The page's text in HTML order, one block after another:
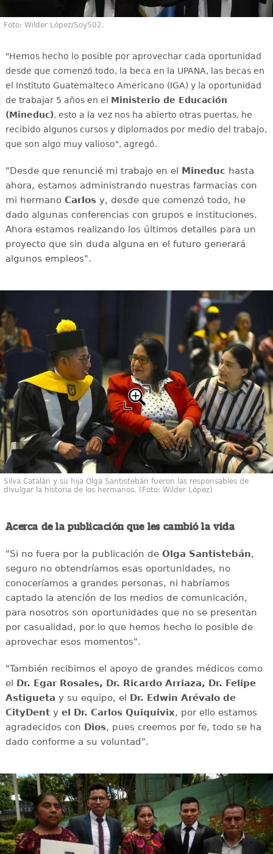
Foto: Wilder López/Soy502.
"Hemos hecho lo posible por aprovechar cada oportunidad
desde que comenzó todo, la beca en la UPANA, las becas en
el Instituto Guatemalteco Americano (IGA) y la oportunidad
de trabajar 5 años en el Ministerio de Educación
(Mineduc), esto a la vez nos ha abierto otras puertas, he
recibido algunos cursos y diplomados por medio del trabajo,
que son algo muy valioso", agregó.
"Desde que renuncié mi trabajo en el Mineduc hasta
ahora, estamos administrando nuestras farmacias con
mi hermano Carlosy, desde que comenzó todo, he
dado algunas conferencias con grupos e instituciones.
Ahora estamos realizando los últimos detalles para un
proyecto que sin duda alguna en el futuro generará
algunos empleos".
Silva Catalán y su hija Olga Santistebán fueron las responsables de
divulgar la historia de los hermanos. (Foto: Wilder López)
Acerca de la publicación que les cambió la vida
"Si no fuera por la publicación de Olga Santistebán,
seguro no obtendríamos esas oportunidades, no
conoceríamos a grandes personas, ni habríamos
captado la atención de los medios de comunicación,
para nosotros son oportunidades que no se presentan
por casualidad, por lo que hemos hecho lo posible de
aprovechar esos momentos".
"También recibimos el apoyo de grandes médicos como
el Dr. Egar Rosales, Dr. Ricardo Arriaza, Dr. Felipe
Astigueta y su equipo, el Dr. Edwin Arévalo de
CityDent yel Dr. Carlos Quiquivix, por ello estamos
agradecidos con Dios, pues creemos por fe, todo se ha
dado conforme a su voluntad".